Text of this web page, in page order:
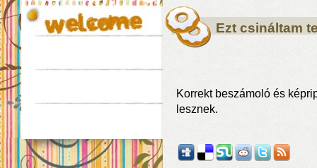
Ezt csináltam
Korrekt beszámoló és
lesznek.